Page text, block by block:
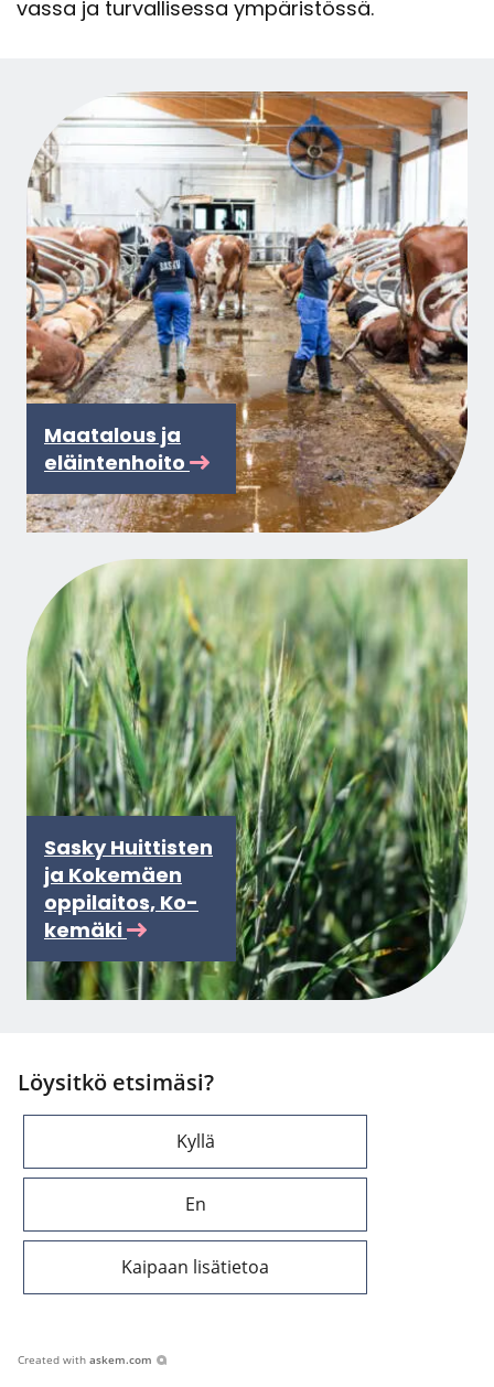
vas­sa ja tur­val­li­ses­sa ym­pä­ris­tös­sä.
Maa­ta­lous ja
eläin­ten­hoi­to
Sasky Huit­tis­ten
ja Ko­ke­mäen
op­pi­lai­tos, Ko­
ke­mä­ki
Löysitkö etsimäsi?
Kyllä
En
Kaipaan lisätietoa
Created with askem.com